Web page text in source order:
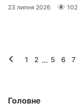
Головне
23 липня 2026 102
1 2 ... 5 6 7